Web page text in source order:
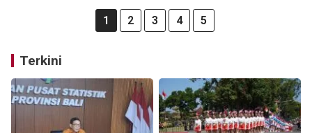
1 2 3 4 5
Terkini